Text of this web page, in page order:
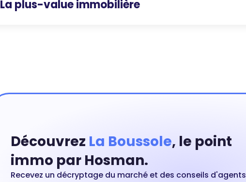
La plus-value immobilière
Découvrez La Boussole, le point
immo par Hosman.
Recevez un décryptage du marché et des conseils d'agents